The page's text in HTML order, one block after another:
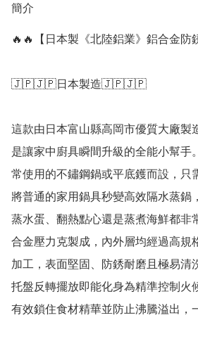
簡介
🔥🔥【日本製《北陸鋁業》鋁合金防
🇯🇵🇯🇵日本製造🇯🇵🇯🇵
這款由日本富山縣高岡市優質大廠製
是讓家中廚具瞬間升級的全能小幫手
常使用的不鏽鋼鍋或平底鑊而設，只
將普通的家用鍋具秒變高效隔水蒸鍋
蒸水蛋、翻熱點心還是蒸煮海鮮都非
合金壓力克製成，內外層均經過高規
加工，表面堅固、防銹耐磨且極易清
托盤反轉擺放即能化身為精準控制火
有效鎖住食材精華並防止沸騰溢出，